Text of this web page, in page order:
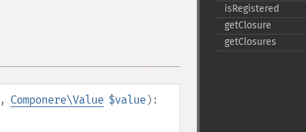
, Componere\Value $value):
isRegistered
getClosure
getClosures